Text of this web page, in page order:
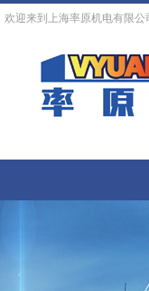
欢迎来到上海率原机电有限公